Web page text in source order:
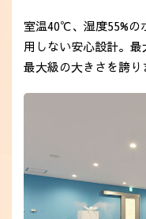
アクセス
室温40℃、湿度55%の
用しない安心設計。
最大級の大きさを誇り